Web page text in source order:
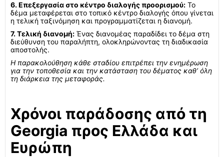
6. Επεξεργασία στο κέντρο διαλογής προορισμού: Το
δέμα μεταφέρεται στο τοπικό κέντρο διαλογής όπου γίνεται
η τελική ταξινόμηση και προγραμματίζεται η διανομή.
7. Τελική διανομή: Ένας διανομέας παραδίδει το δέμα στη
διεύθυνση του παραλήπτη, ολοκληρώνοντας τη διαδικασία
αποστολής.
Η παρακολούθηση κάθε σταδίου επιτρέπει την ενημέρωση
για την τοποθεσία και την κατάσταση του δέματος καθ’ όλη
τη διάρκεια της μεταφοράς.
Χρόνοι παράδοσης από τη
Georgia προς Ελλάδα και
Ευρώπη